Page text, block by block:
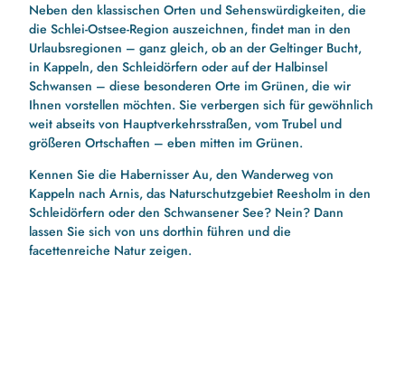
Neben den klassischen Orten und Sehenswürdigkeiten, die
die Schlei-Ostsee-Region auszeichnen, findet man in den
Urlaubsregionen – ganz gleich, ob an der Geltinger Bucht,
in Kappeln, den Schleidörfern oder auf der Halbinsel
Schwansen – diese besonderen Orte im Grünen, die wir
Ihnen vorstellen möchten. Sie verbergen sich für gewöhnlich
weit abseits von Hauptverkehrsstraßen, vom Trubel und
größeren Ortschaften – eben mitten im Grünen.
Kennen Sie die Habernisser Au, den Wanderweg von
Kappeln nach Arnis, das Naturschutzgebiet Reesholm in den
Schleidörfern oder den Schwansener See? Nein? Dann
lassen Sie sich von uns dorthin führen und die
facettenreiche Natur zeigen.